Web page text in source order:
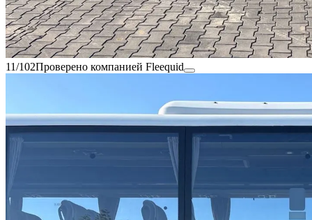
11/102Проверено компанией Fleequid